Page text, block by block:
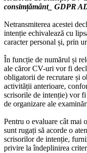
consimțământ_ GDPR
Netransmiterea acestei
intenție echivalează cu
caracter personal și, prin
În funcție de numărul și
ale căror CV-uri vor fi
obligatorii de recrutare și
activității anterioare,
scrisorile de intenție) vor
de organizare ale
Pentru o evaluare cât mai
sunt rugați să acorde o
scrisorilor de intenție,
privire la îndeplinirea